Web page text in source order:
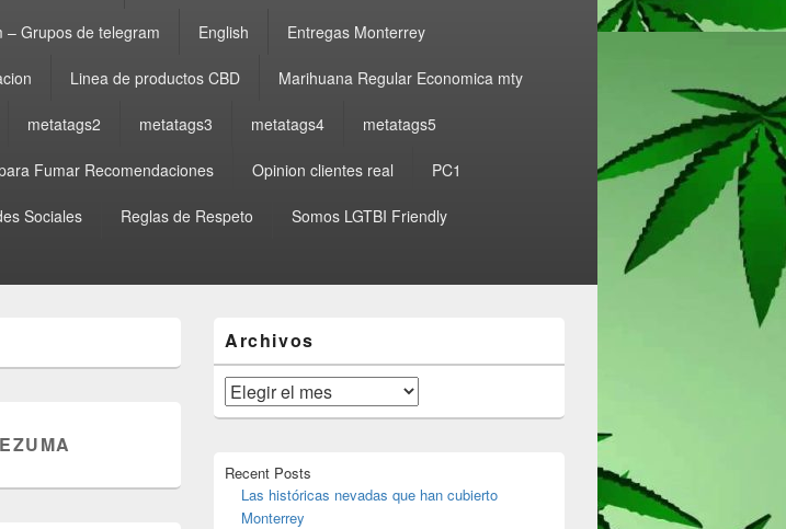
– Grupos de telegram English Entregas Monterrey
Linea de productos CBD Marihuana Regular Economica mty
metatags2 metatags3 metatags4 metatags5
Fumar Recomendaciones Opinion clientes real PC1
Sociales Reglas de Respeto Somos LGTBI Friendly
área
de
widget
barra
lateral
Archivos
Archivos
Recent Posts
Las históricas nevadas que han cubierto
Monterrey